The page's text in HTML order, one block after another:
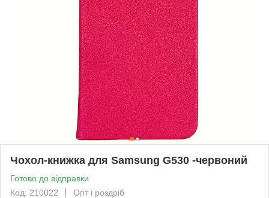
Чохол-книжка для Samsung G530 -червоний
Готово до відправки
Код: 210022
Опт і роздріб